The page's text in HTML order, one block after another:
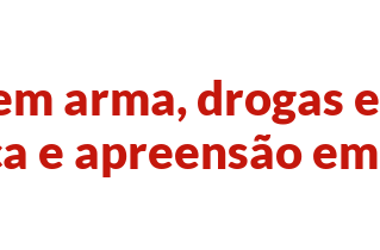
arma, drogas e
e apreensão em